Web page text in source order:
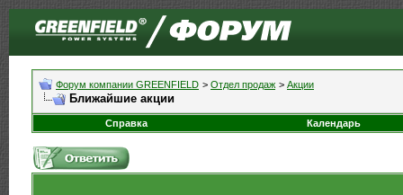
Форум компании GREENFIELD > Отдел продаж > Акции
Ближайшие акции
Справка Календарь